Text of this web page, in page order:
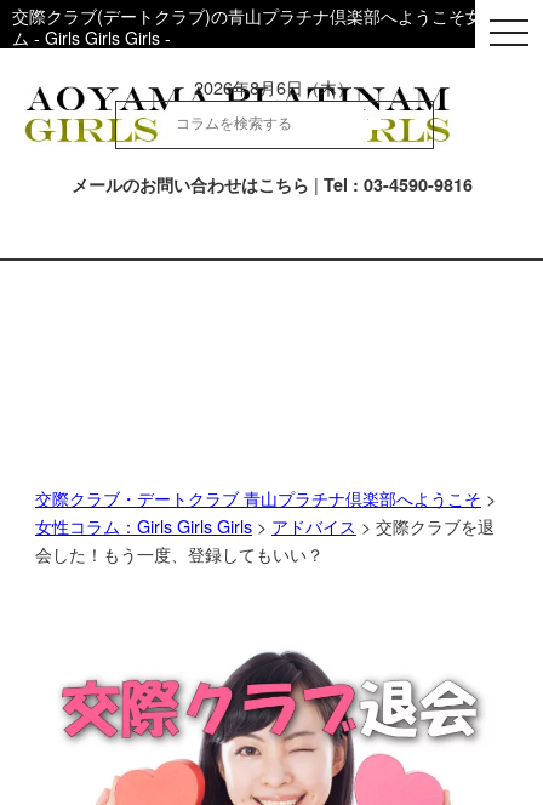
交際クラブ(デートクラブ)の青山プラチナ倶楽部へようこそ女性用コ
ム - Girls Girls Girls -
メールのお問い合わせはこちら | Tel : 03-4590-9816
2026年8月6日（木）
交際クラブ・デートクラブ 青山プラチナ倶楽部へようこそ >
女性コラム：Girls Girls Girls> アドバイス > 交際クラブを退
会した！もう一度、登録してもいい？